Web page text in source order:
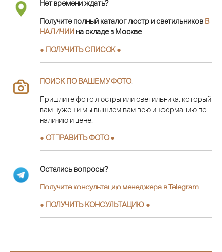
Нет времени ждать?
Получите полный каталог люстр и светильников В
НАЛИЧИИ на складе в Москве
● ПОЛУЧИТЬ СПИСОК ●
ПОИСК ПО ВАШЕМУ ФОТО
Пришлите фото люстры или светильника, который
вам нужен и мы вышлем вам всю информацию по
наличию и цене.
● ОТПРАВИТЬ ФОТО ●
Остались вопросы?
Получите консультацию менеджера в Telegram
● ПОЛУЧИТЬ КОНСУЛЬТАЦИЮ ●